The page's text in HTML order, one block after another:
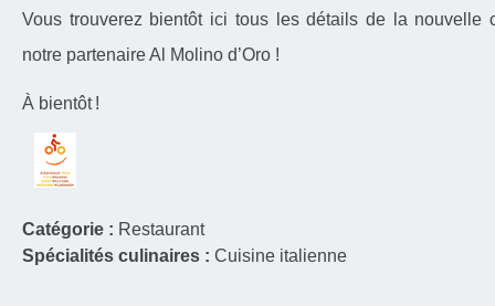
Vous trouverez bientôt ici tous les détails de la nouvelle
notre partenaire Al Molino d’Oro !
À bientôt !
Catégorie : Restaurant
Spécialités culinaires : Cuisine italienne